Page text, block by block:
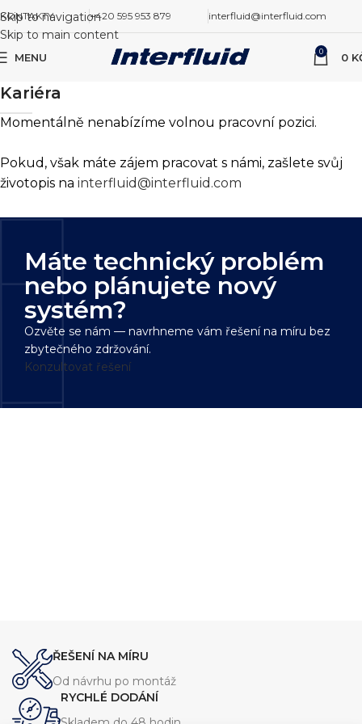
Skip to navigation
Skip to main content
KONTAKTY +420 595 953 879 interfluid@interfluid.com
MENU 0 0
Kariéra
Momentálně nenabízíme volnou pracovní pozici.
Pokud, však máte zájem pracovat s námi, zašlete svůj
životopis na interfluid@interfluid.com
Máte technický problém
nebo plánujete nový
systém?
Ozvěte se nám — navrhneme vám řešení na míru bez
zbytečného zdržování.
Konzultovat řešení
ŘEŠENÍ NA MÍRU
Od návrhu po montáž
RYCHLÉ DODÁNÍ